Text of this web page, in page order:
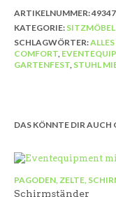
ARTIKELNUMMER:
KATEGORIE: SITZMÖBEL
SCHLAGWÖRTER:
COMFORT,
GARTENFEST, STUHL
DAS KÖNNTE DIR AUCH
PAGODEN, ZELTE,
Schirmständer